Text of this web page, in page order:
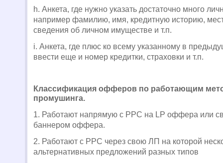
h. Анкета, где нужно указать достаточно много
например фамилию, имя, кредитную историю,
сведения об личном имуществе и т.п.
i. Анкета, где плюс ко всему указанному в
ввести еще и номер кредитки, страховки и т.п.
Классификация офферов по работающим
промушинга.
1. Работают напрямую с PPC на LP оффера или
баннером оффера.
2. Работают с PPC через свою ЛП на которой
альтернативных предложений разных типов